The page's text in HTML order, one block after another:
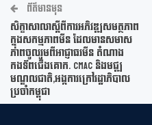
ព័ត៌មានមុន
សិក្ខាសាលាស្តីពីការអភិវឌ្ឍសមត្ថភាព
ក្នុងសកម្មភាពមីន ដែលមានសមាស
ភាពចូលរួមពីអាជ្ញាធរមីន តំណាង
កងទ័ពជើងគោក. CMAC និងមជ្ឍ
មណ្ឌលជាតិ,អង្កការក្រៅរដ្ឋាភិបាល
ប្រចាំកម្ពុជា